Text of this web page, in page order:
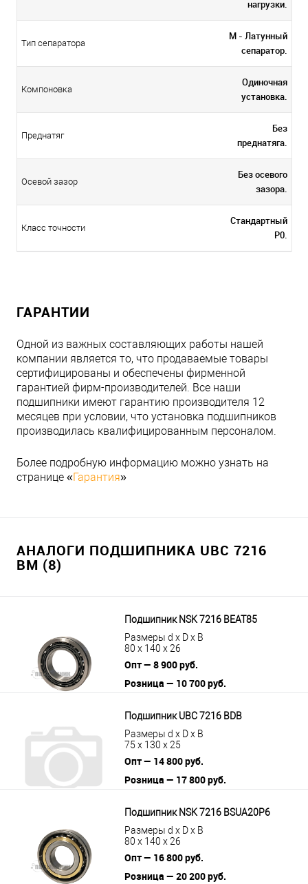
нагрузки.
Тип сепаратора
M - Латунный
сепаратор.
Компоновка
Одиночная
установка.
Преднатяг
Без
преднатяга.
Осевой зазор
Без осевого
зазора.
Класс точности
Стандартный
P0.
ГАРАНТИИ
Одной из важных составляющих работы нашей
компании является то, что продаваемые товары
сертифицированы и обеспечены фирменной
гарантией фирм-производителей. Все наши
подшипники имеют гарантию производителя 12
месяцев при условии, что установка подшипников
производилась квалифицированным персоналом.
Более подробную информацию можно узнать на
странице «Гарантия»
АНАЛОГИ ПОДШИПНИКА UBC 7216
BM (8)
Подшипник NSK 7216 BEAT85
Размеры d x D x B
80 x 140 x 26
Опт — 8 900 руб.
Розница — 10 700 руб.
Подшипник UBC 7216 BDB
Размеры d x D x B
75 x 130 x 25
Опт — 14 800 руб.
Розница — 17 800 руб.
Подшипник NSK 7216 BSUA20P6
Размеры d x D x B
80 x 140 x 26
Опт — 16 800 руб.
Розница — 20 200 руб.